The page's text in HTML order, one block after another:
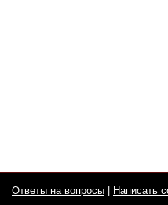
Ответы на вопросы Написать